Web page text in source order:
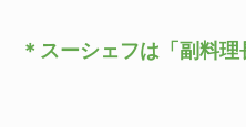
＊スーシェフは「副料